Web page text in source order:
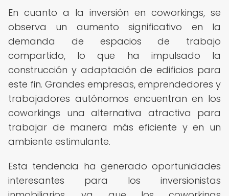
En cuanto a la inversión en coworkings, se
observa un aumento significativo en la
demanda de espacios de trabajo
compartido, lo que ha impulsado la
construcción y adaptación de edificios para
este fin. Grandes empresas, emprendedores y
trabajadores autónomos encuentran en los
coworkings una alternativa atractiva para
trabajar de manera más eficiente y en un
ambiente estimulante.
Esta tendencia ha generado oportunidades
interesantes para los inversionistas